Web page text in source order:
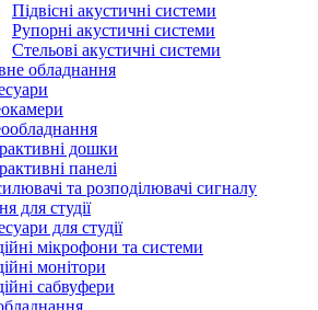
Підвісні акустичні системи
Рупорні акустичні системи
Стельові акустичні системи
обладнання
дошки
панелі
та розподілювачі сигналу
для студії
для студії
мікрофони та системи
монітори
сабвуфери